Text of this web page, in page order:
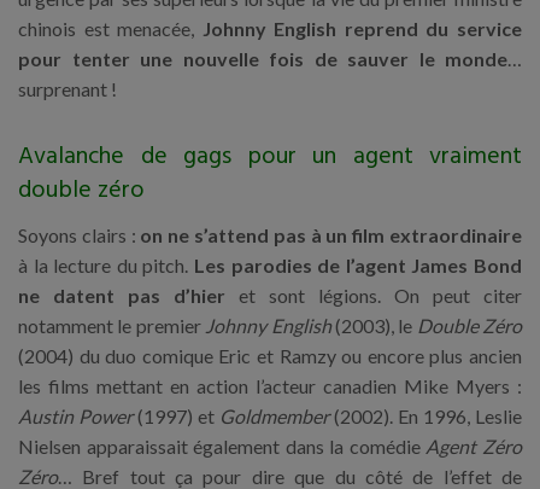
chinois est menacée, Johnny English reprend du service
pour tenter une nouvelle fois de sauver le monde…
surprenant !
Avalanche de gags pour un agent vraiment
double zéro
Soyons clairs : on ne s’attend pas à un film extraordinaire
à la lecture du pitch. Les parodies de l’agent James Bond
ne datent pas d’hier et sont légions. On peut citer
notamment le premier Johnny English(2003), le Double Zéro
(2004) du duo comique Eric et Ramzy ou encore plus ancien
les films mettant en action l’acteur canadien Mike Myers :
Austin Power(1997) et Goldmember(2002). En 1996, Leslie
Nielsen apparaissait également dans la comédie Agent Zéro
Zéro… Bref tout ça pour dire que du côté de l’effet de